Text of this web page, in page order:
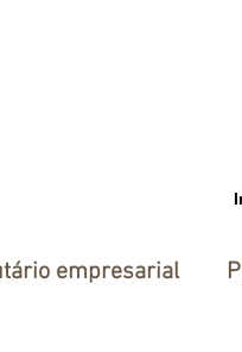
empresarial